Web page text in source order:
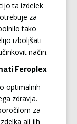
ta izdelek
za
tako
izboljšati
način.
Feroplex
optimalnih
zdravja.
za
ali jih